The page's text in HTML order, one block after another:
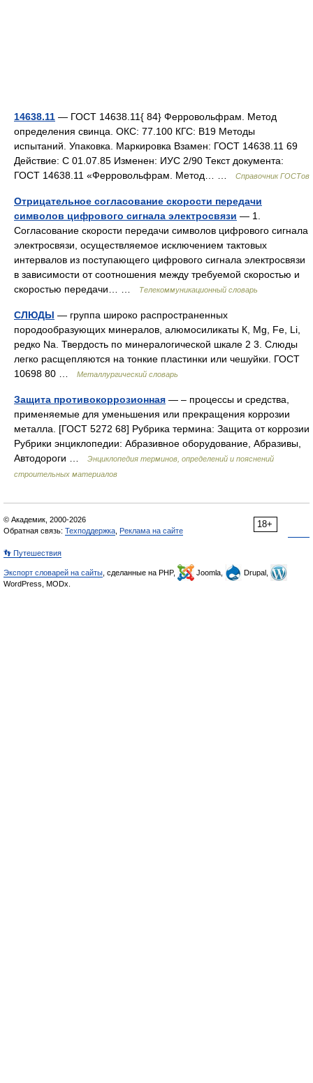
14638.11 — ГОСТ 14638.11{ 84} Ферровольфрам. Метод
определения свинца. ОКС: 77.100 КГС: В19 Методы
испытаний. Упаковка. Маркировка Взамен: ГОСТ 14638.11 69
Действие: С 01.07.85 Изменен: ИУС 2/90 Текст документа:
ГОСТ 14638.11 «Ферровольфрам. Метод… …
Справочник ГОСТов
Отрицательное согласование скорости передачи
символов цифрового сигнала электросвязи — 1.
Согласование скорости передачи символов цифрового сигнала
электросвязи, осуществляемое исключением тактовых
интервалов из поступающего цифрового сигнала электросвязи
в зависимости от соотношения между требуемой скоростью и
скоростью передачи… …
Телекоммуникационный словарь
СЛЮДЫ — группа широко распространенных
породообразующих минералов, алюмосиликаты К, Mg, Fe, Li,
редко Na. Твердость по минералогической шкале 2 3. Слюды
легко расщепляются на тонкие пластинки или чешуйки. ГОСТ
10698 80 …
Металлургический словарь
Защита противокоррозионная — – процессы и средства,
применяемые для уменьшения или прекращения коррозии
металла. [ГОСТ 5272 68] Рубрика термина: Защита от коррозии
Рубрики энциклопедии: Абразивное оборудование, Абразивы,
Автодороги …
Энциклопедия терминов, определений и пояснений
строительных материалов
18+
© Академик, 2000-2026
Обратная связь: Техподдержка Реклама на сайте
👣 Путешествия
Экспорт словарей на сайты , сделанные на PHP, Joomla,
Drupal,
WordPress, MODx.